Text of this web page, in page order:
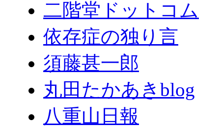
二階堂ドットコム
依存症の独り言
須藤甚一郎
丸田たかあきblog
八重山日報